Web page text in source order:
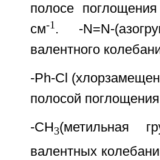
полосе
см-1 . -N=N-
валентного
-Ph-Cl
полосой
-CH3(метильная
валентных